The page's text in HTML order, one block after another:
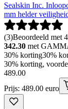
Sealskin Inc.
mm helder
(3)Beoordeeld met
342.30 met
30% korting30%
30% korting,
489.00
Prijs: 489.00 euro